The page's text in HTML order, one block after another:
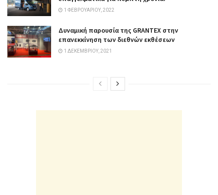
1 ΦΕΒΡΟΥΑΡΊΟΥ, 2022
Δυναμική παρουσία της GRANTEX στην
επανεκκίνηση των διεθνών εκθέσεων
1 ΔΕΚΕΜΒΡΊΟΥ, 2021